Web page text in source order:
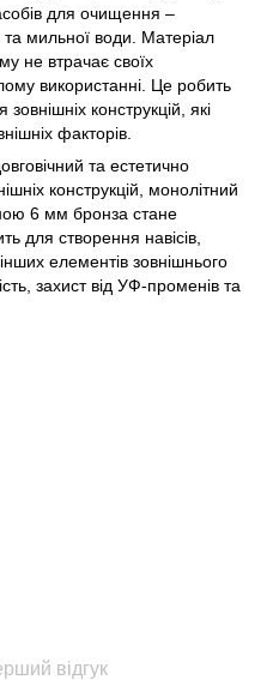
для очищення –
мильної води. Матеріал
не втрачає своїх
використанні. Це робить
конструкцій, які
факторів.
та естетично
конструкцій, монолітний
6 мм бронза стане
для створення навісів,
елементів зовнішнього
захист від УФ-променів та
відгук